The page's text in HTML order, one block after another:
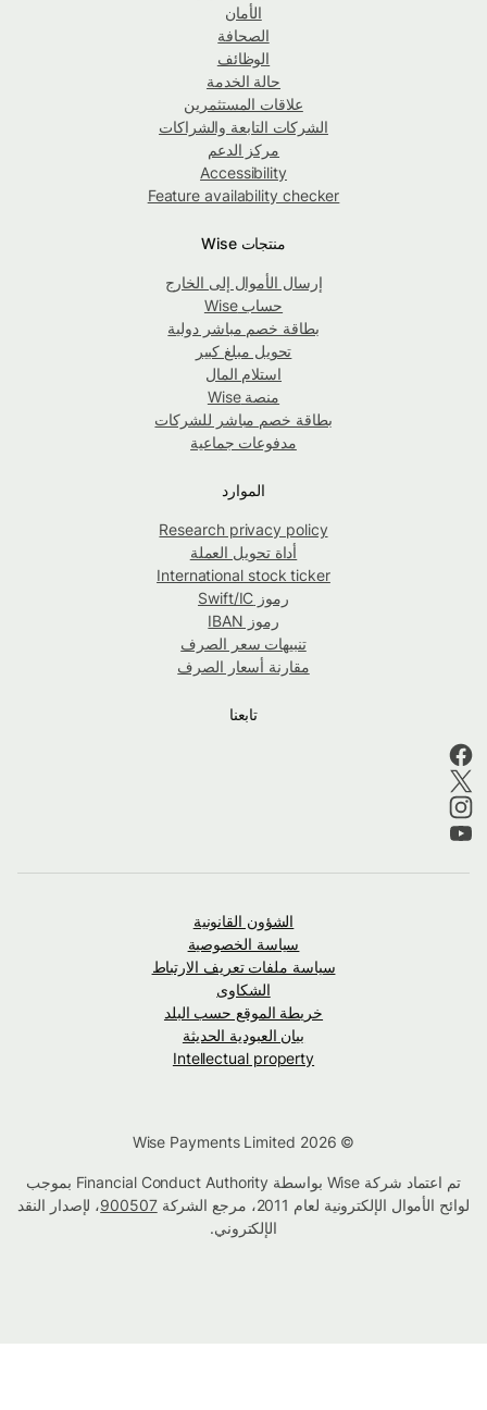
الأمان
الصحافة
الوظائف
حالة الخدمة
علاقات المستثمرين
الشركات التابعة والشراكات
مركز الدعم
Accessibility
Feature availability checker
منتجات Wise
إرسال الأموال إلى الخارج
حساب Wise
بطاقة خصم مباشر دولية
تحويل مبلغ كبير
استلام المال
منصة Wise
بطاقة خصم مباشر للشركات
مدفوعات جماعية
الموارد
Research privacy policy
أداة تحويل العملة
International stock ticker
رموز Swift/IC
رموز IBAN
تنبيهات سعر الصرف
مقارنة أسعار الصرف
تابعنا
الشؤون القانونية
سياسة الخصوصية
سياسة ملفات تعريف الارتباط
الشكاوى
خريطة الموقع حسب البلد
بيان العبودية الحديثة
Intellectual property
تم اعتماد شركة Wise بواسطة Financial Conduct Authority بموجب
لوائح الأموال الإلكترونية لعام 2011، مرجع الشركة
900507، لإصدار النقد
الإلكتروني.